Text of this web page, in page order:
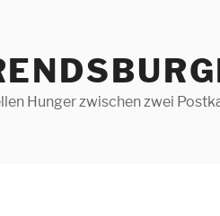
Hunger zwischen zwei